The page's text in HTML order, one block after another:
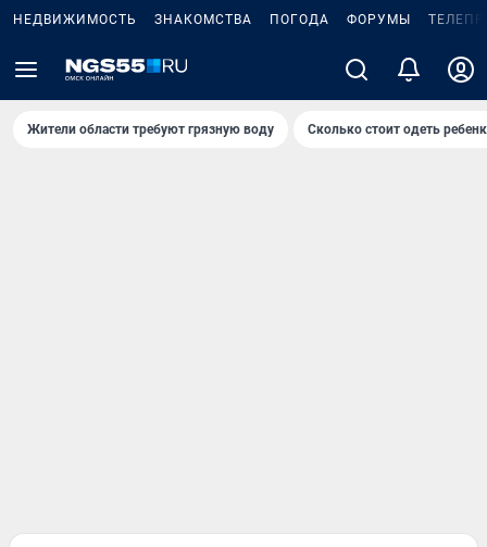
НЕДВИЖИМОСТЬ ЗНАКОМСТВА ПОГОДА ФОРУМЫ
Жители области требуют грязную воду Сколько стоит одеть